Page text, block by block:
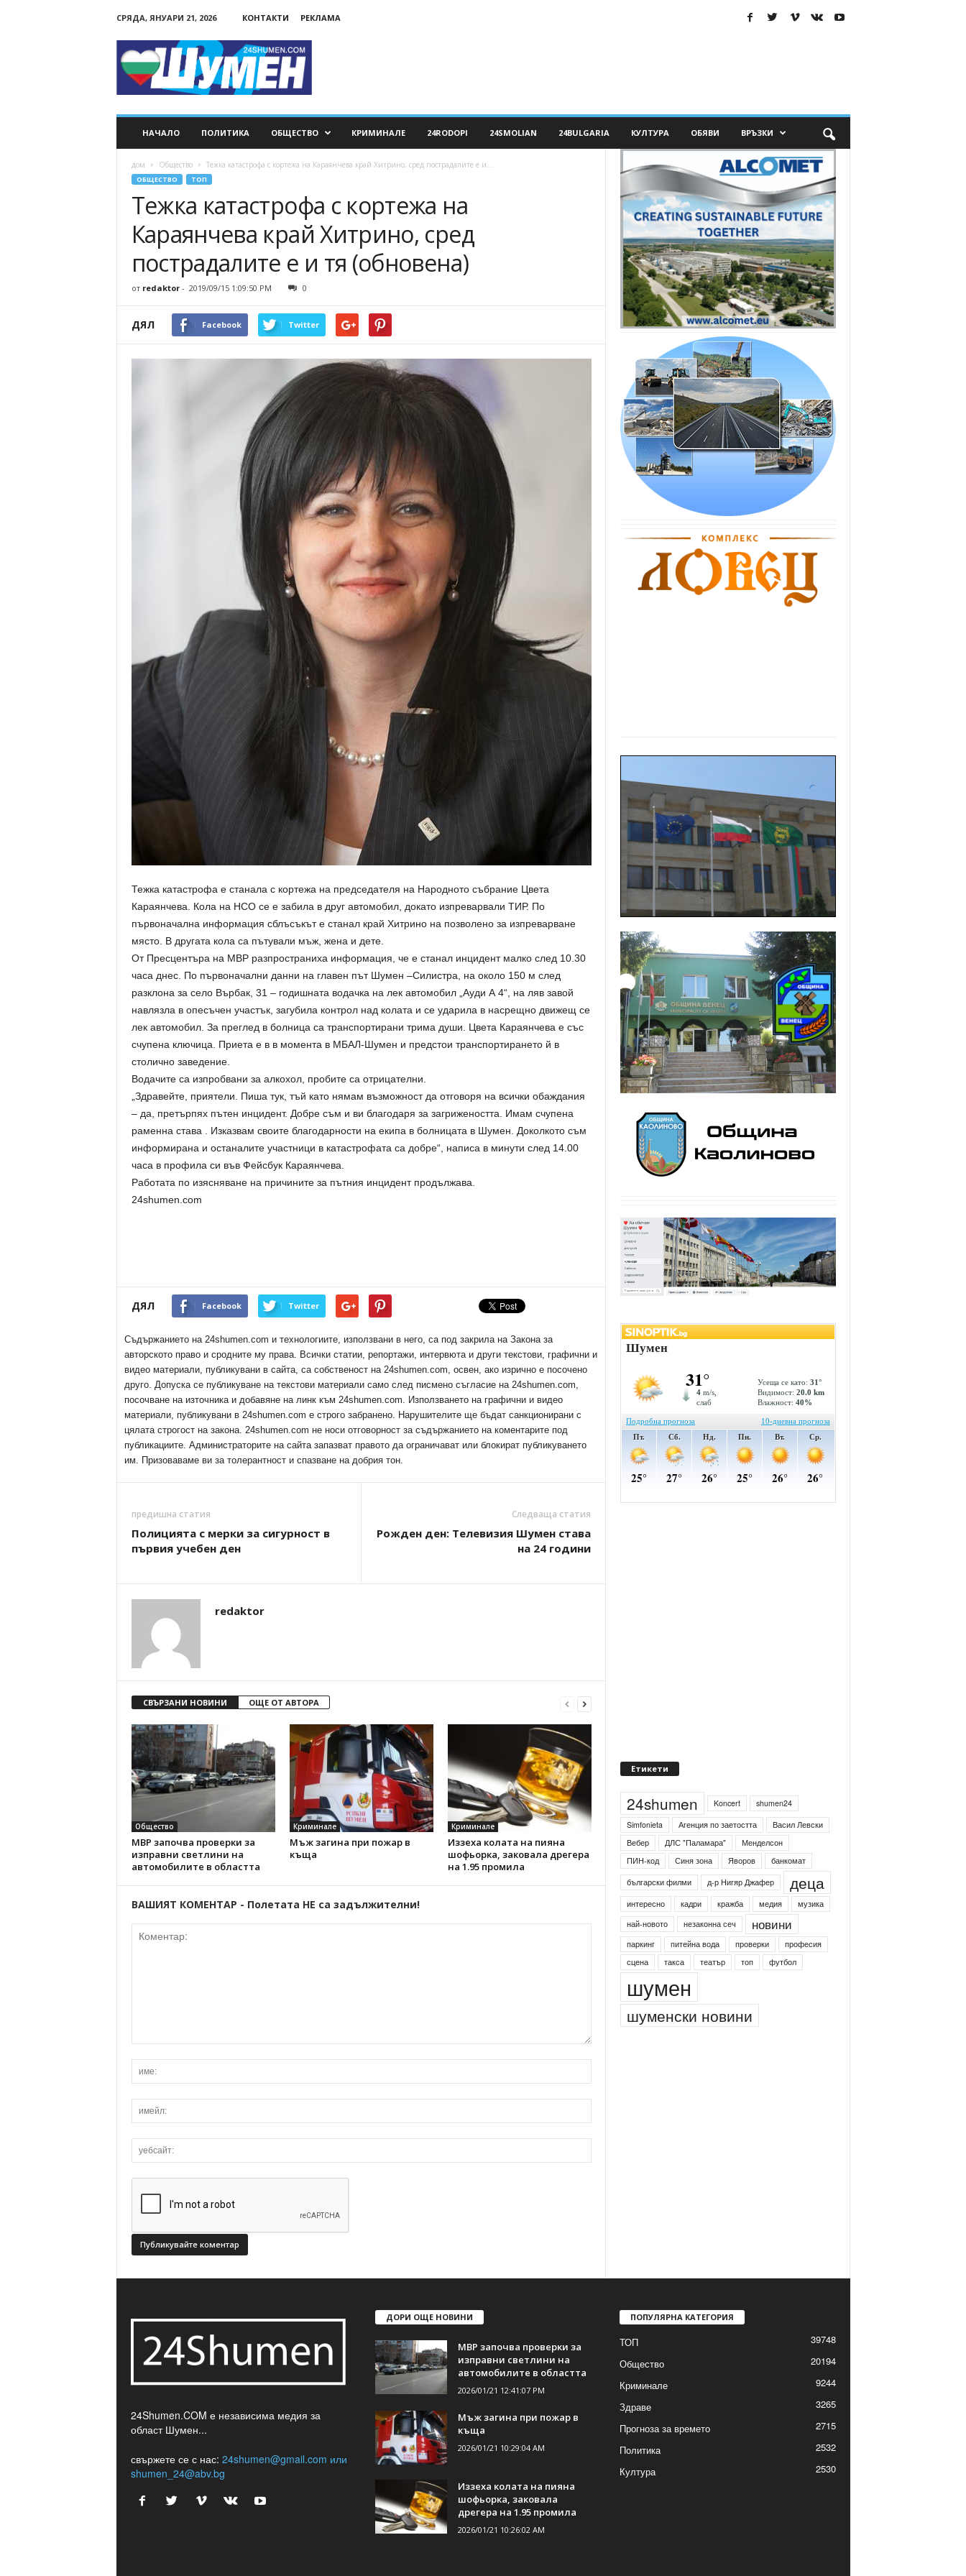
СРЯДА, ЯНУАРИ 21, 2026 КОНТАКТИ РЕКЛАМА
НАЧАЛО ПОЛИТИКА ОБЩЕСТВО КРИМИНАЛЕ 24RODOPI 24SMOLIAN 24BULGARIA КУЛТУРА ОБЯВИ ВРЪЗКИ
дом Общество Тежка катастрофа с кортежа на Караянчева край Хитрино, сред пострадалите е и...
ОБЩЕСТВО ТОП
Тежка катастрофа с кортежа на
Караянчева край Хитрино, сред
пострадалите е и тя (обновена)
от redaktor- 2019/09/15 1:09:50 PM 0
ДЯЛ Facebook Twitter
Тежка катастрофа е станала с кортежа на председателя на Народното събрание Цвета
Караянчева. Кола на НСО се е забила в друг автомобил, докато изпреварвали ТИР. По
първоначална информация сблъсъкът е станал край Хитрино на позволено за изпреварване
място. В другата кола са пътували мъж, жена и дете.
От Пресцентъра на МВР разпространиха информация, че е станал инцидент малко след 10.30
часа днес. По първоначални данни на главен път Шумен –Силистра, на около 150 м след
разклона за село Върбак, 31 – годишната водачка на лек автомобил „Ауди А 4“, на ляв завой
навлязла в опесъчен участък, загубила контрол над колата и се ударила в насрещно движещ се
лек автомобил. За преглед в болница са транспортирани трима души. Цвета Караянчева е със
счупена ключица. Приета е в в момента в МБАЛ-Шумен и предстои транспортирането й в
столично заведение.
Водачите са изпробвани за алкохол, пробите са отрицателни.
„Здравейте, приятели. Пиша тук, тъй като нямам възможност да отговоря на всички обаждания
– да, претърпях пътен инцидент. Добре съм и ви благодаря за загрижеността. Имам счупена
раменна става . Изказвам своите благодарности на екипа в болницата в Шумен. Доколкото съм
информирана и останалите участници в катастрофата са добре“, написа в минути след 14.00
часа в профила си във Фейсбук Караянчева.
Работата по изясняване на причините за пътния инцидент продължава.
24shumen.com
ДЯЛ Facebook Twitter
Съдържанието на 24shumen.com и технологиите, използвани в него, са под закрила на Закона за
авторското право и сродните му права. Всички статии, репортажи, интервюта и други текстови, графични и
видео материали, публикувани в сайта, са собственост на 24shumen.com, освен, ако изрично е посочено
друго. Допуска се публикуване на текстови материали само след писмено съгласие на 24shumen.com,
посочване на източника и добавяне на линк към 24shumen.com. Използването на графични и видео
материали, публикувани в 24shumen.com е строго забранено. Нарушителите ще бъдат санкционирани с
цялата строгост на закона. 24shumen.com не носи отговорност за съдържанието на коментарите под
публикациите. Администраторите на сайта запазват правото да ограничават или блокират публикуването
им. Призоваваме ви за толерантност и спазване на добрия тон.
предишна статия
Полицията с мерки за сигурност в
първия учебен ден
Следваща статия
Рожден ден: Телевизия Шумен става
на 24 години
redaktor
СВЪРЗАНИ НОВИНИ ОЩЕ ОТ АВТОРА
Общество
МВР започва проверки за
изправни светлини на
автомобилите в областта
Криминале
Мъж загина при пожар в
къща
Криминале
Иззеха колата на пияна
шофьорка, заковала дрегера
на 1.95 промила
ВАШИЯТ КОМЕНТАР - Полетата НЕ са задължителни!
Етикети
24shumen Koncert
shumen24
Simfonieta
Агенция по заетостта
Васил Левски
Вебер
ДЛС "Паламара"
Менделсон
ПИН-код
Синя зона Яворов
банкомат
български филми
д-р Нигяр Джафер деца
интересно кадри кражба медия
музика
най-новото
незаконна сеч новини
паркинг питейна вода проверки
професия
сцена
такса театър топ футбол
шумен
шуменски новини
24Shumen.COM е независима медия за
област Шумен...
свържете се с нас: 24shumen@gmail.com или
shumen_24@abv.bg
ДОРИ ОЩЕ НОВИНИ
МВР започва проверки за
изправни светлини на
автомобилите в областта
2026/01/21 12:41:07 PM
Мъж загина при пожар в
къща
2026/01/21 10:29:04 AM
Иззеха колата на пияна
шофьорка, заковала
дрегера на 1.95 промила
2026/01/21 10:26:02 AM
ПОПУЛЯРНА КАТЕГОРИЯ
ТОП
39748
Общество
20194
Криминале
9244
Здраве
3265
Прогноза за времето
2715
Политика
2532
Култура
2530